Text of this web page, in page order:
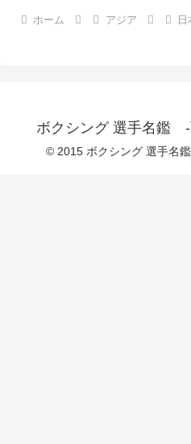
ホーム アジア 日
ボクシング 選手名鑑
© 2015 ボクシング 選手名